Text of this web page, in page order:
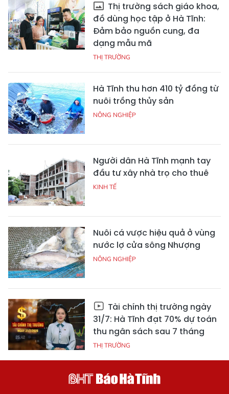
Thị trường sách giáo khoa,
đồ dùng học tập ở Hà Tĩnh:
Đảm bảo nguồn cung, đa
dạng mẫu mã
THỊ TRƯỜNG
Hà Tĩnh thu hơn 410 tỷ đồng từ
nuôi trồng thủy sản
NÔNG NGHIỆP
Người dân Hà Tĩnh mạnh tay
đầu tư xây nhà trọ cho thuê
KINH TẾ
Nuôi cá vược hiệu quả ở vùng
nước lợ cửa sông Nhượng
NÔNG NGHIỆP
Tài chính thị trường ngày
31/7: Hà Tĩnh đạt 70% dự toán
thu ngân sách sau 7 tháng
THỊ TRƯỜNG